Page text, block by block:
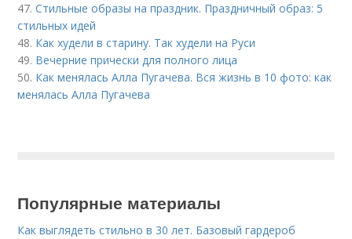
47.Стильные образы на праздник. Праздничный образ: 5
стильных идей
48. Как худели в старину. Так худели на Руси
49. Вечерние прически для полного лица
50. Как менялась Алла Пугачева. Вся жизнь в 10 фото: как
менялась Алла Пугачева
Популярные материалы
Как выглядеть стильно в 30 лет. Базовый гардероб